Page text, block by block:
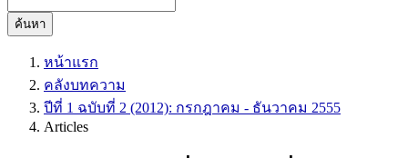
ค้นหา
หน้าแรก
คลังบทความ
ปีที่ 1 ฉบับที่ 2 (2012): กรกฎาคม - ธันวาคม 2555
Articles